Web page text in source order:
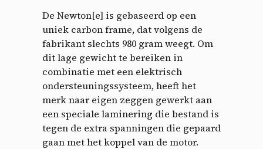
De Newton[e] is gebaseerd op een
uniek carbon frame, dat volgens de
fabrikant slechts 980 gram weegt. Om
dit lage gewicht te bereiken in
combinatie met een elektrisch
ondersteuningssysteem, heeft het
merk naar eigen zeggen gewerkt aan
een speciale laminering die bestand is
tegen de extra spanningen die gepaard
gaan met het koppel van de motor.